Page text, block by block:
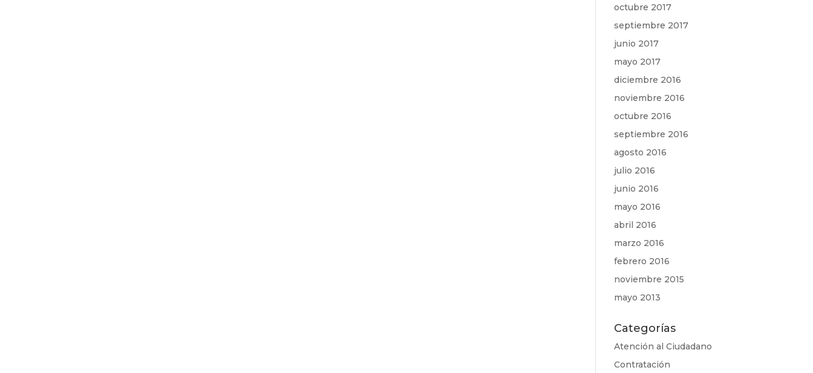
octubre 2017
septiembre 2017
junio 2017
mayo 2017
diciembre 2016
noviembre 2016
octubre 2016
septiembre 2016
agosto 2016
julio 2016
junio 2016
mayo 2016
abril 2016
marzo 2016
febrero 2016
noviembre 2015
mayo 2013
Categorías
Atención al Ciudadano
Contratación